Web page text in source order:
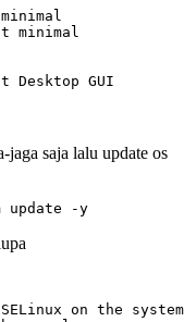
minimal
Desktop GUI
jaga saja lalu update os
update -y
on the